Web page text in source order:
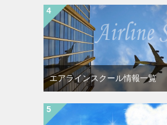
エアラインスクール情報一覧